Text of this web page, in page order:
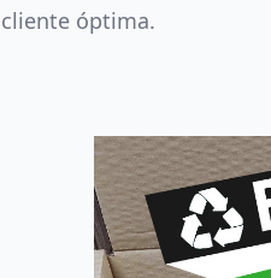
cliente óptima.